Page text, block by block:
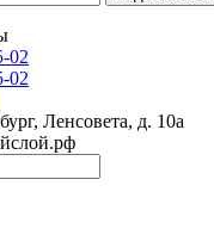
02
02
Ленсовета, д. 10а